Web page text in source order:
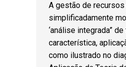
A gestão de
simplificadamente
‘análise integrada”
característica,
como ilustrado no